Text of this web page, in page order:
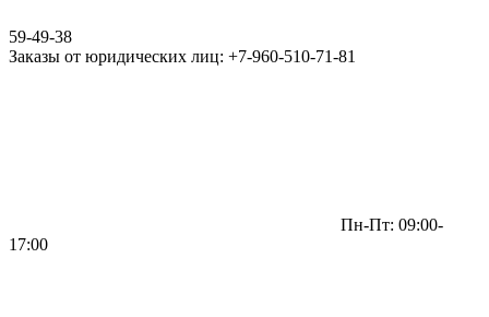
59-49-38
Заказы от юридических лиц: +7-960-510-71-81
Пн-Пт: 09:00-
17:00